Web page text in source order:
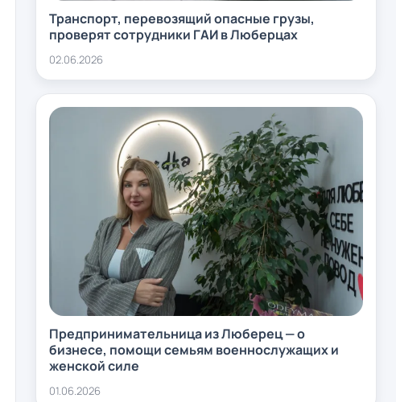
Транспорт, перевозящий опасные грузы,
проверят сотрудники ГАИ в Люберцах
02.06.2026
Предпринимательница из Люберец — о
бизнесе, помощи семьям военнослужащих и
женской силе
01.06.2026